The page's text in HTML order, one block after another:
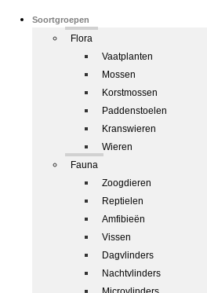
Soortgroepen
Flora
Vaatplanten
Mossen
Korstmossen
Paddenstoelen
Kranswieren
Wieren
Fauna
Zoogdieren
Reptielen
Amfibieën
Vissen
Dagvlinders
Nachtvlinders